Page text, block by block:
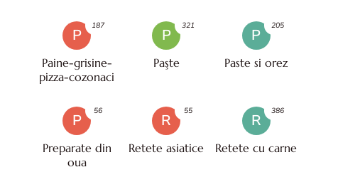
P
Paine-grisine-
pizza-cozonaci
187
P
Paşte
321
P
Paste si orez
205
P
Preparate din
oua
56
R
Retete asiatice
55
R
Retete cu carne
386